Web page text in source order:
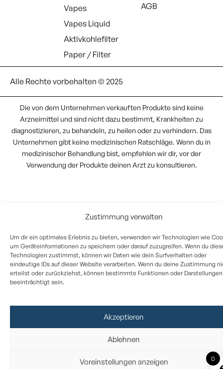
Zustimmung verwalten
Um dir ein optimales Erlebnis zu bieten, verwenden wir Technologien wie
um Geräteinformationen zu speichern oder darauf zuzugreifen. Wenn du
Technologien zustimmst, können wir Daten wie dein Surfverhalten oder
eindeutige IDs auf dieser Website verarbeiten. Wenn du deine Zustimmung
erteilst oder zurückziehst, können bestimmte Funktionen oder Darstellungen
beeinträchtigt sein.
Akzeptieren
Ablehnen
Voreinstellungen anzeigen
Vapes
Vapes Liquid
Aktivkohlefilter
Paper / Filter
AGB
Alle Rechte vorbehalten © 2025
Die von dem Unternehmen verkauften Produkte sind keine
Arzneimittel und sind nicht dazu bestimmt, Krankheiten zu
diagnostizieren, zu behandeln, zu heilen oder zu verhindern. Das
Unternehmen gibt keine medizinischen Ratschläge. Wenn du in
medizinischer Behandlung bist, empfehlen wir dir, vor der
Verwendung der Produkte deinen Arzt zu konsultieren.
0